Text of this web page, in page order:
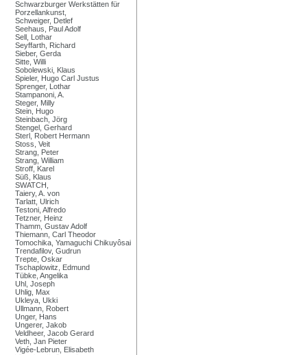
Schwarzburger Werkstätten für
Porzellankunst,
Schweiger, Detlef
Seehaus, Paul Adolf
Sell, Lothar
Seyffarth, Richard
Sieber, Gerda
Sitte, Willi
Sobolewski, Klaus
Spieler, Hugo Carl Justus
Sprenger, Lothar
Stampanoni, A.
Steger, Milly
Stein, Hugo
Steinbach, Jörg
Stengel, Gerhard
Sterl, Robert Hermann
Stoss, Veit
Strang, Peter
Strang, William
Stroff, Karel
Süß, Klaus
SWATCH,
Taiery, A. von
Tarlatt, Ulrich
Testoni, Alfredo
Tetzner, Heinz
Thamm, Gustav Adolf
Thiemann, Carl Theodor
Tomochika, Yamaguchi Chikuyôsai
Trendafilov, Gudrun
Trepte, Oskar
Tschaplowitz, Edmund
Tübke, Angelika
Uhl, Joseph
Uhlig, Max
Ukleya, Ukki
Ullmann, Robert
Unger, Hans
Ungerer, Jakob
Veldheer, Jacob Gerard
Veth, Jan Pieter
Vigée-Lebrun, Elisabeth